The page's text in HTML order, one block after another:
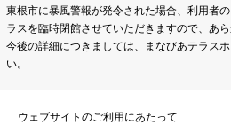
東根市に暴風警報が発令された場合、利用者
ラスを臨時閉館させていただきますので、あら
今後の詳細につきましては、まなびあテラス
い。
ウェブサイトのご利用にあたって